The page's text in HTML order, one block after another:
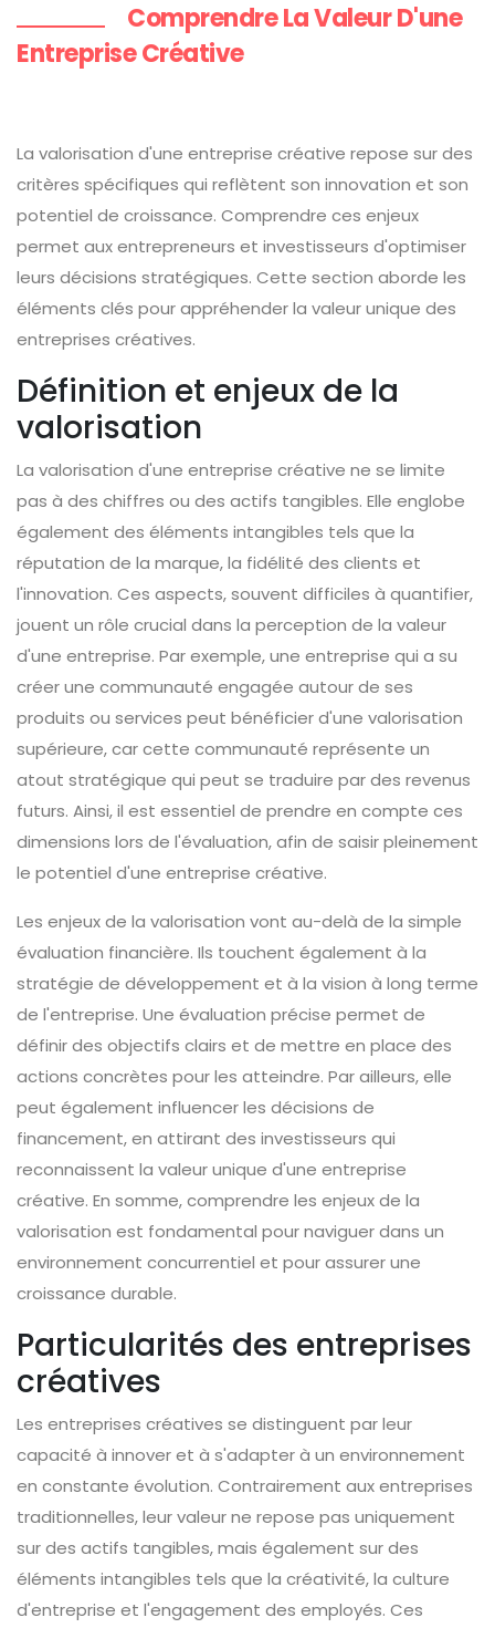
Comprendre La Valeur D'une
Entreprise Créative
La valorisation d'une entreprise créative repose sur des
critères spécifiques qui reflètent son innovation et son
potentiel de croissance. Comprendre ces enjeux
permet aux entrepreneurs et investisseurs d'optimiser
leurs décisions stratégiques. Cette section aborde les
éléments clés pour appréhender la valeur unique des
entreprises créatives.
Définition et enjeux de la
valorisation
La valorisation d'une entreprise créative ne se limite
pas à des chiffres ou des actifs tangibles. Elle englobe
également des éléments intangibles tels que la
réputation de la marque, la fidélité des clients et
l'innovation. Ces aspects, souvent difficiles à quantifier,
jouent un rôle crucial dans la perception de la valeur
d'une entreprise. Par exemple, une entreprise qui a su
créer une communauté engagée autour de ses
produits ou services peut bénéficier d'une valorisation
supérieure, car cette communauté représente un
atout stratégique qui peut se traduire par des revenus
futurs. Ainsi, il est essentiel de prendre en compte ces
dimensions lors de l'évaluation, afin de saisir pleinement
le potentiel d'une entreprise créative.
Les enjeux de la valorisation vont au-delà de la simple
évaluation financière. Ils touchent également à la
stratégie de développement et à la vision à long terme
de l'entreprise. Une évaluation précise permet de
définir des objectifs clairs et de mettre en place des
actions concrètes pour les atteindre. Par ailleurs, elle
peut également influencer les décisions de
financement, en attirant des investisseurs qui
reconnaissent la valeur unique d'une entreprise
créative. En somme, comprendre les enjeux de la
valorisation est fondamental pour naviguer dans un
environnement concurrentiel et pour assurer une
croissance durable.
Particularités des entreprises
créatives
Les entreprises créatives se distinguent par leur
capacité à innover et à s'adapter à un environnement
en constante évolution. Contrairement aux entreprises
traditionnelles, leur valeur ne repose pas uniquement
sur des actifs tangibles, mais également sur des
éléments intangibles tels que la créativité, la culture
d'entreprise et l'engagement des employés. Ces